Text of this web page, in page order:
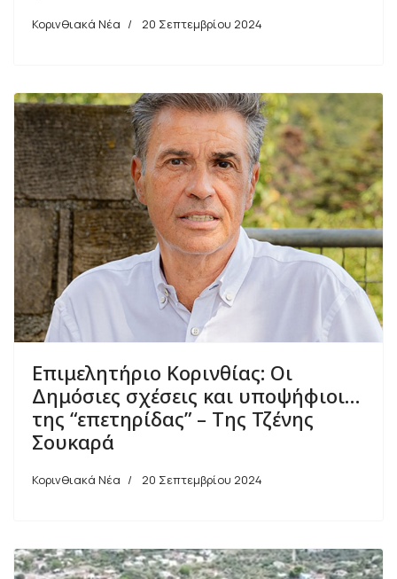
Κορινθιακά Νέα 20 Σεπτεμβρίου 2024
Επιμελητήριο Κορινθίας: Οι
Δημόσιες σχέσεις και υποψήφιοι…
της “επετηρίδας” – Της Τζένης
Σουκαρά
Κορινθιακά Νέα 20 Σεπτεμβρίου 2024